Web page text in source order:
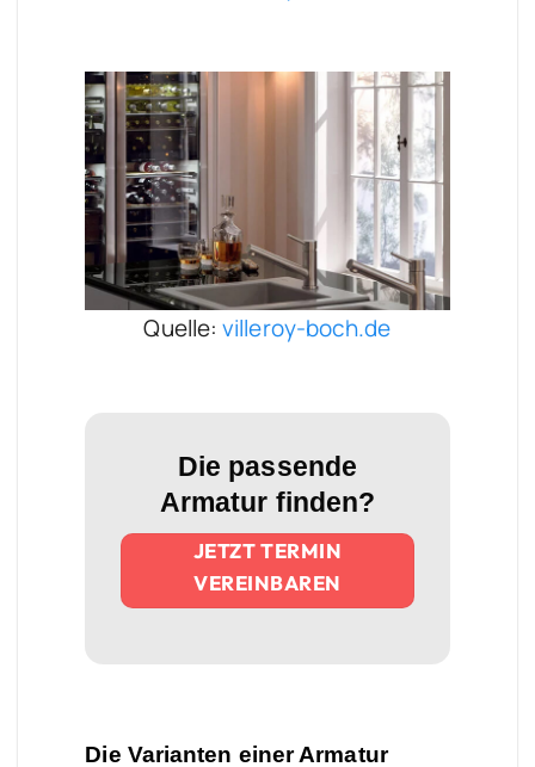
Quelle:villeroy-boch.de
Die passende
Armatur finden?
JETZT TERMIN
VEREINBAREN
Die Varianten einer Armatur